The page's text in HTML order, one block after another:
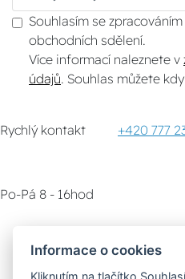
Souhlasím se
obchodních sdělení.
Více informací naleznete v
údajů . Souhlas můžete
Rychlý kontakt +420 777
Po-Pá 8 - 16hod
Informace o cookies
Kliknutím na tlačítko